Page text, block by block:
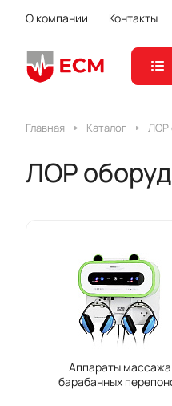
О компании Контакты
Главная Каталог ЛОР
ЛОР
Аппараты массажа
барабанных